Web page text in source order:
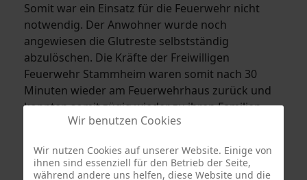
Somit war ein Einsatz für die Feuerwehr nicht
notwendig. Der Anwohner wurde noch
angewiesen die Glutreste selbstständig
abzulöschen. Die Kräfte der Freiwilligen
Feuerwehr Stammheim waren somit nach 30
Minuten wieder am Feuerwehrhaus zurück und
konnten somit zügig wieder zu ihren Familien
zurückkehren.Wir benutzen Cookies
Wir nutzen Cookies auf unserer Website. Einige von
ihnen sind essenziell für den Betrieb der Seite,
während andere uns helfen, diese Website und die